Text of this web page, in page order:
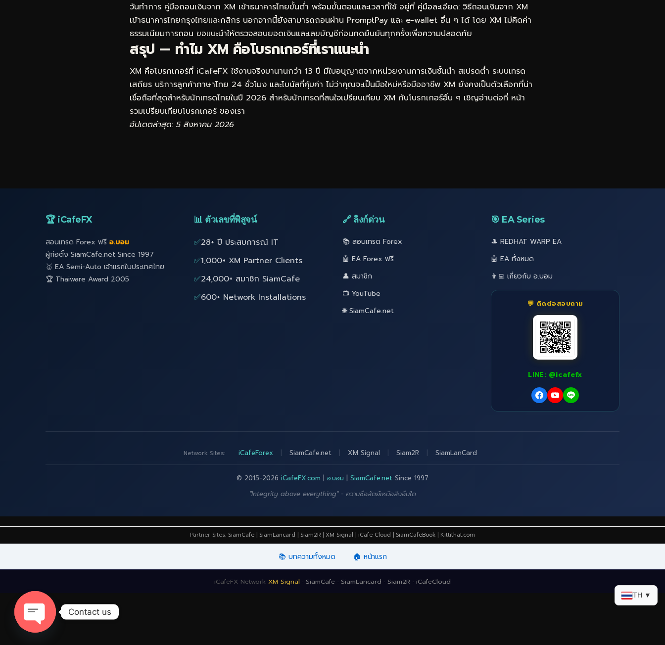
วันทำการ คู่มือถอนเงินจาก XM เข้าธนาคารไทยขั้นต่ำ พร้อมขั้นตอนและเวลาที่ใช้ อยู่ที่ คู่มือละเอียด: วิธีถอนเงินจาก XM
เข้าธนาคารไทยกรุงไทยและกสิกร นอกจากนี้ยังสามารถถอนผ่าน PromptPay และ e-wallet อื่น ๆ ได้ โดย XM ไม่คิดค่า
ธรรมเนียมการถอน ขอแนะนำให้ตรวจสอบยอดเงินและเลขบัญชีก่อนกดยืนยันทุกครั้งเพื่อความปลอดภัย
สรุป — ทำไม XM คือโบรกเกอร์ที่เราแนะนำ
XM คือโบรกเกอร์ที่ iCafeFX ใช้งานจริงมานานกว่า 13 ปี มีใบอนุญาตจากหน่วยงานการเงินชั้นนำ สเปรดต่ำ ระบบเทรด
เสถียร บริการลูกค้าภาษาไทย 24 ชั่วโมง และโบนัสที่คุ้มค่า ไม่ว่าคุณจะเป็นมือใหม่หรือมืออาชีพ XM ยังคงเป็นตัวเลือกที่น่า
เชื่อถือที่สุดสำหรับนักเทรดไทยในปี 2026 สำหรับนักเทรดที่สนใจเปรียบเทียบ XM กับโบรกเกอร์อื่น ๆ เชิญอ่านต่อที่ หน้า
รวมเปรียบเทียบโบรกเกอร์ ของเรา
อัปเดตล่าสุด: 5 สิงหาคม 2026
🏆 iCafeFX
สอนเทรด Forex ฟรี อ.บอม
ผู้ก่อตั้ง SiamCafe.net Since 1997
🥇 EA Semi-Auto เจ้าแรกในประเทศไทย
🏆 Thaiware Award 2005
📊 ตัวเลขที่พิสูจน์
✅28+ ปี ประสบการณ์ IT
✅1,000+ XM Partner Clients
✅24,000+ สมาชิก SiamCafe
✅600+ Network Installations
🔗 ลิงก์ด่วน
📚 สอนเทรด Forex
🤖 EA Forex ฟรี
👤 สมาชิก
📺 YouTube
🌐 SiamCafe.net
🎯 EA Series
🎩 REDHAT WARP EA
🤖 EA ทั้งหมด
👨‍💻 เกี่ยวกับ อ.บอม
💬 ติดต่อสอบถาม
LINE: @icafefx
Network Sites: iCafeForex SiamCafe.net XM Signal Siam2R SiamLanCard
© 2015-2026 iCafeFX.com | อ.บอม | SiamCafe.net Since 1997
"Integrity above everything" - ความซื่อสัตย์เหนือสิ่งอื่นใด
TH ▼
Partner Sites: SiamCafe | SiamLancard | Siam2R | XM Signal | iCafe Cloud | SiamCafeBook | Kittithat.com
📚 บทความทั้งหมด 🏠 หน้าแรก
iCafeFX Network XM Signal · SiamCafe · SiamLancard · Siam2R · iCafeCloud
Contact us